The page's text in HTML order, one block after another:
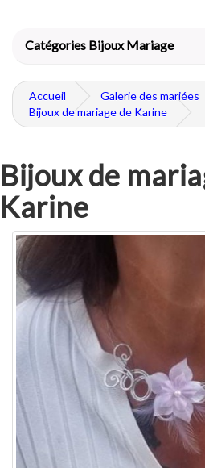
Catégories Bijoux Mariage
Accueil Galerie des mariées
Bijoux de mariage de Karine
Bijoux de
Karine